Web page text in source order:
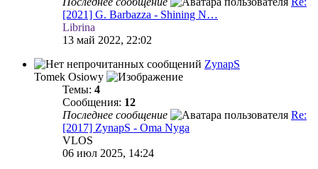
[2021] G. Barbazza - Shining N…
Librina
13 май 2022, 22:02
ZynapS
Tomek Osiowy
Темы: 4
Сообщения: 12
Последнее сообщение
Re:
[2017] ZynapS - Oma Nyga
VLOS
06 июл 2025, 14:24